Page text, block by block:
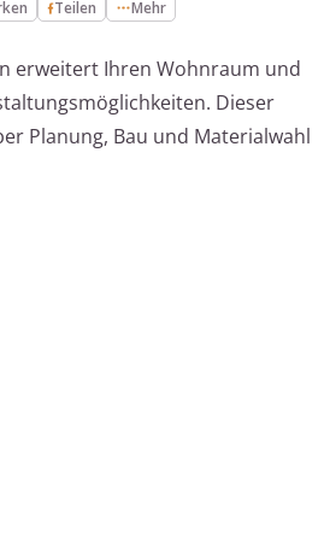
Teilen Mehr
erweitert Ihren Wohnraum und
Dieser
Planung, Bau und Materialwahl